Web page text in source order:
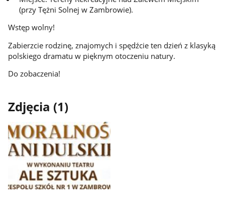
(przy Tężni Solnej w Zambrowie).
Wstęp wolny!
Zabierzcie rodzinę, znajomych i spędźcie ten dzień z klasyką
polskiego dramatu w pięknym otoczeniu natury.
Do zobaczenia!
Zdjęcia (1)